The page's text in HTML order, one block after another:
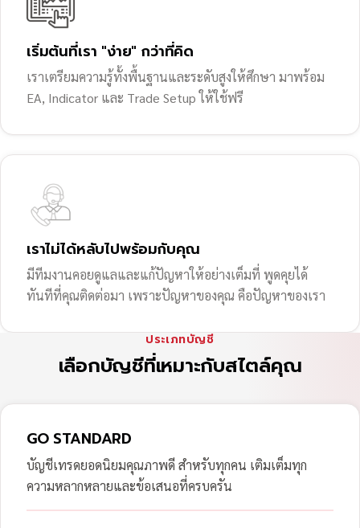
เริ่มต้นที่เรา "ง่าย" กว่าที่คิด
เราเตรียมความรู้ทั้งพื้นฐานและระดับสูงให้ศึกษา มาพร้อม
EA, Indicator และ Trade Setup ให้ใช้ฟรี
เราไม่ได้หลับไปพร้อมกับคุณ
มีทีมงานคอยดูแลและแก้ปัญหาให้อย่างเต็มที่ พูดคุยได้
ทันทีที่คุณติดต่อมา เพราะปัญหาของคุณ คือปัญหาของเรา
ประเภทบัญชี
เลือกบัญชีที่เหมาะกับสไตล์คุณ
GO STANDARD
บัญชีเทรดยอดนิยมคุณภาพดี สำหรับทุกคน เติมเต็มทุก
ความหลากหลายและข้อเสนอที่ครบครัน